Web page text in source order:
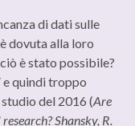
di dati sulle
dovuta alla loro
è stato possibile?
e quindi troppo
del 2016 (Are
Shansky, R.